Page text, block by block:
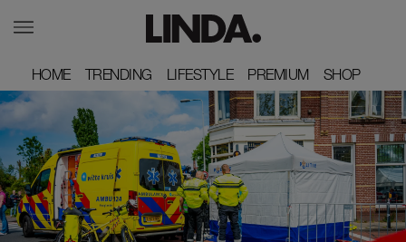
HOME
HOME TRENDING
TRENDING LIFESTYLE
LIFESTYLE PREMIUM
PREMIUM SHOP
SHOP